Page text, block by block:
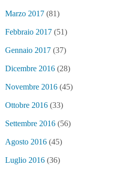
Marzo 2017 (81)
Febbraio 2017 (51)
Gennaio 2017 (37)
Dicembre 2016 (28)
Novembre 2016 (45)
Ottobre 2016 (33)
Settembre 2016 (56)
Agosto 2016 (45)
Luglio 2016 (36)